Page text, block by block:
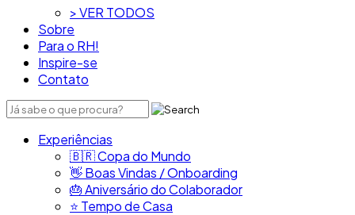
> VER TODOS
Sobre
Para o RH!
Inspire-se
Contato
Experiências
🇧🇷​ Copa do Mundo
👋​ Boas Vindas / Onboarding
🎂​ Aniversário do Colaborador
⭐​ Tempo de Casa